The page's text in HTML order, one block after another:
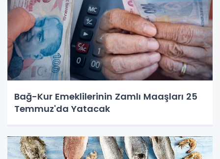
Bağ-Kur Emeklilerinin Zamlı Maaşları 25
Temmuz'da Yatacak